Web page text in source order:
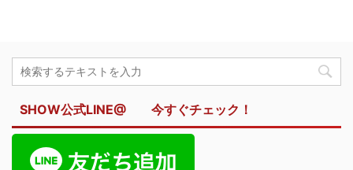
SHOW公式LINE@ 今すぐチェック！